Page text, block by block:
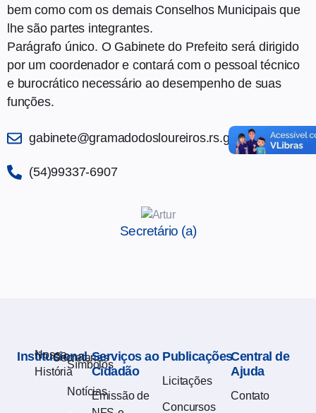
bem como com os demais Conselhos Municipais que
lhe são partes integrantes.
Parágrafo único. O Gabinete do Prefeito será dirigido
por um coordenador e contará com o pessoal técnico
e burocrático necessário ao desempenho de suas
funções.
gabinete@gramadodosloureiros.rs.gov.br
(54)99337-6907
Secretário (a)
Institucional
Nossa
História
Secretarias
Símbolos
Notícias
Serviços ao
Cidadão
Emissão de
Publicações
Licitações
Concursos
Central de
Ajuda
Contato